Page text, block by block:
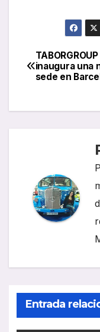
de
TABORGROUP
inaugura una
sede en
Entrada